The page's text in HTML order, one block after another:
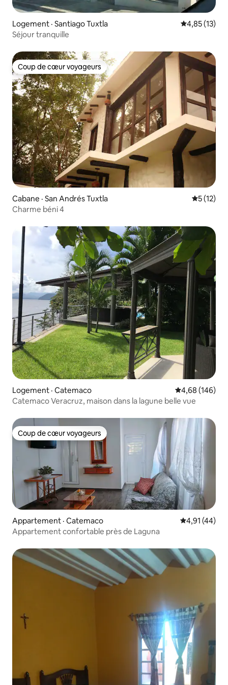
Logement · Santiago Tuxtla Note
4,85 (13)
Séjour tranquille
Coup de cœur voyageurs
Coup de cœur voyageurs
Cabane · San Andrés Tuxtla Note
5 (12)
Charme béni 4
Logement · Catemaco Note
4,68 (146)
Catemaco Veracruz, maison dans la lagune belle vue
Coup de cœur voyageurs
Coup de cœur voyageurs
Appartement · Catemaco Note
4,91 (44)
Appartement confortable près de Laguna